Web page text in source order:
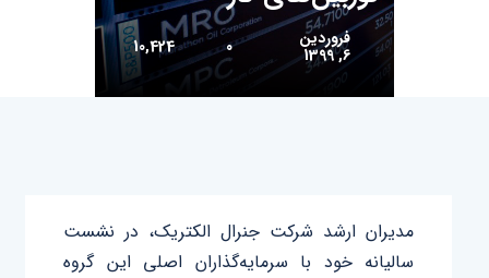
فروردین
6, 1399
0
10,424
مدیران ارشد شرکت جنرال ‌‌الکتریک، در نشست
سالیانه خود با سرمایه‌گذاران اصلی این گروه